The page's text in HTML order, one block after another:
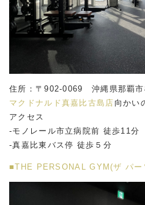
住所：〒902-0069 沖縄県那覇
マクドナルド真嘉比古島店 向かい
アクセス
-モノレール市立病院前 徒歩11分
-真嘉比東バス停 徒歩５分
■THE PERSONAL GYM(ザ パー